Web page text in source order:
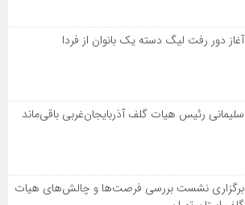
آغاز دور رفت لیگ دسته یک بانوان از فردا
سلیمانی رئیس هیات گلف آذربایجان‌غربی باقی‌ماند
برگزاری نشست بررسی فرصت‌ها و چالش‌های هیات